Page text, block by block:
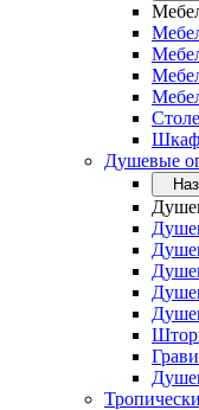
Душевые